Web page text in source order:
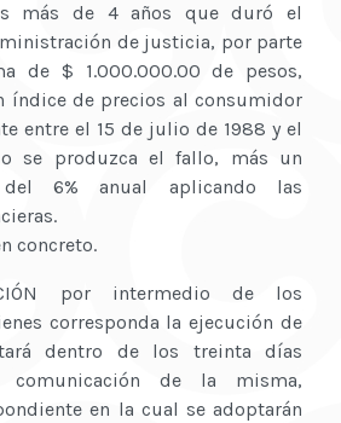
más de 4 años que duró el
de justicia, por parte
de $ 1.000.000.00 de pesos,
índice de precios al consumidor
entre el 15 de julio de 1988 y el
se produzca el fallo, más un
6% anual aplicando las
concreto.
por intermedio de los
corresponda la ejecución de
dentro de los treinta días
de la misma,
en la cual se adoptarán